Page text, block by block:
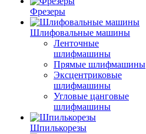
Фрезеры
Шлифовальные машины
Ленточные
шлифмашины
Прямые шлифмашины
Эксцентриковые
шлифмашины
Угловые цанговые
шлифмашины
Шпилькорезы